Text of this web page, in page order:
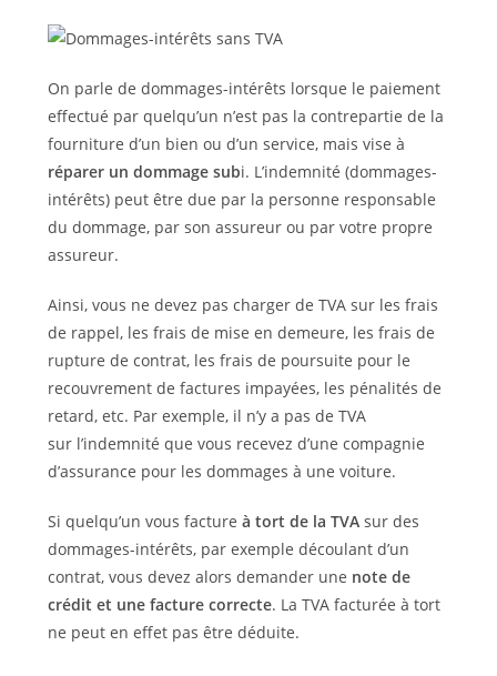
On parle de dommages-intérêts lorsque le paiement
effectué par quelqu’un n’est pas la contrepartie de la
fourniture d’un bien ou d’un service, mais vise à
réparer un dommage subi. L’indemnité (dommages-
intérêts) peut être due par la personne responsable
du dommage, par son assureur ou par votre propre
assureur.
Ainsi, vous ne devez pas charger de TVA sur les frais
de rappel, les frais de mise en demeure, les frais de
rupture de contrat, les frais de poursuite pour le
recouvrement de factures impayées, les pénalités de
retard, etc. Par exemple, il n’y a pas de TVA
sur l’indemnité que vous recevez d’une compagnie
d’assurance pour les dommages à une voiture.
Si quelqu’un vous facture à tort de la TVAsur des
dommages-intérêts, par exemple découlant d’un
contrat, vous devez alors demander une note de
crédit et une facture correcte. La TVA facturée à tort
ne peut en effet pas être déduite.